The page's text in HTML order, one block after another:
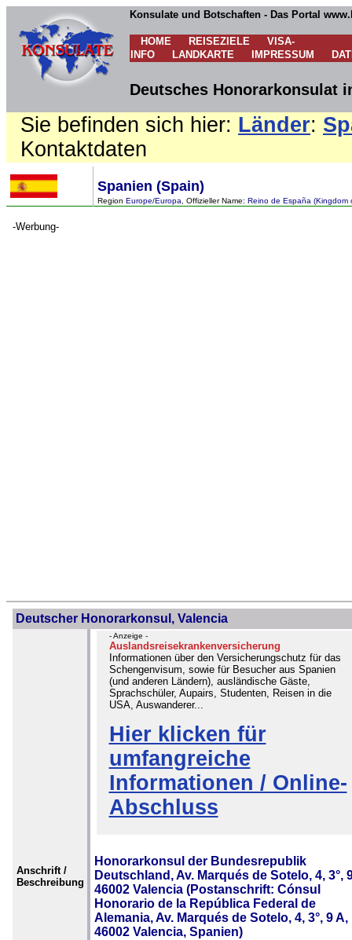
Konsulate und Botschaften - Das Portal
HOME REISEZIELE
VISA-
INFO
LANDKARTE IMPRESSUM
Deutsches Honorarkonsulat
Sie befinden sich hier: Länder:
Kontaktdaten
Spanien (Spain)
Region Europe/Europa , Offizieller Name: Reino de España (Kingdom
-Werbung-
Deutscher Honorarkonsul, Valencia
- Anzeige -
Auslandsreisekrankenversicherung
Informationen über den Versicherungschutz für das
Schengenvisum, sowie für Besucher aus Spanien
(und anderen Ländern), ausländische Gäste,
Sprachschüler, Aupairs, Studenten, Reisen in die
USA, Auswanderer...
Hier klicken für
umfangreiche
Informationen / Online-
Abschluss
Anschrift /
Beschreibung
Honorarkonsul der Bundesrepublik
Deutschland, Av. Marqués de Sotelo, 4, 3°,
46002 Valencia (Postanschrift: Cónsul
Honorario de la República Federal de
Alemania, Av. Marqués de Sotelo, 4, 3°, 9 A,
46002 Valencia, Spanien)